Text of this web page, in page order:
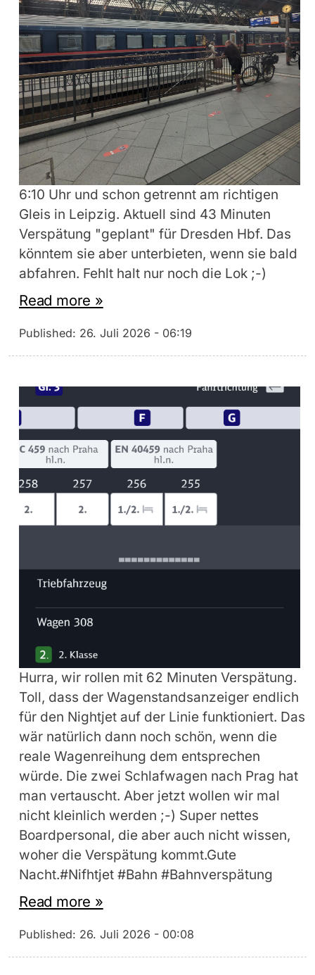
6:10 Uhr und schon getrennt am richtigen
Gleis in Leipzig. Aktuell sind 43 Minuten
Verspätung "geplant" für Dresden Hbf. Das
könntem sie aber unterbieten, wenn sie bald
abfahren. Fehlt halt nur noch die Lok ;-)
Read more »
Published: 26. Juli 2026 - 06:19
Hurra, wir rollen mit 62 Minuten Verspätung.
Toll, dass der Wagenstandsanzeiger endlich
für den Nightjet auf der Linie funktioniert. Das
wär natürlich dann noch schön, wenn die
reale Wagenreihung dem entsprechen
würde. Die zwei Schlafwagen nach Prag hat
man vertauscht. Aber jetzt wollen wir mal
nicht kleinlich werden ;-) Super nettes
Boardpersonal, die aber auch nicht wissen,
woher die Verspätung kommt.Gute
Nacht.#Nifhtjet #Bahn #Bahnverspätung
Read more »
Published: 26. Juli 2026 - 00:08